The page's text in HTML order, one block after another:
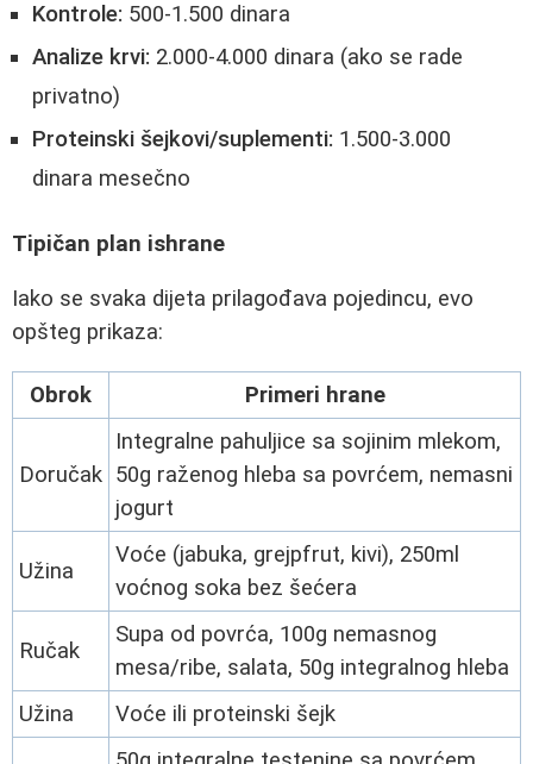
Kontrole: 500-1.500 dinara
Analize krvi: 2.000-4.000 dinara (ako se rade
privatno)
Proteinski šejkovi/suplementi: 1.500-3.000
dinara mesečno
Tipičan plan ishrane
Iako se svaka dijeta prilagođava pojedincu, evo
opšteg prikaza:
Obrok Primeri hrane
Doručak
Integralne pahuljice sa sojinim mlekom,
50g raženog hleba sa povrćem, nemasni
jogurt
Užina
Voće (jabuka, grejpfrut, kivi), 250ml
voćnog soka bez šećera
Ručak
Supa od povrća, 100g nemasnog
mesa/ribe, salata, 50g integralnog hleba
Užina
Voće ili proteinski šejk